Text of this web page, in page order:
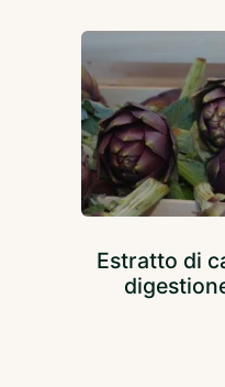
Estratto di